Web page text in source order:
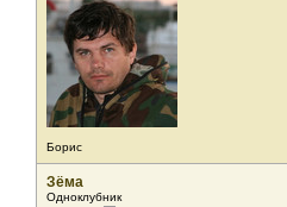
Борис
Зёма
Одноклубник